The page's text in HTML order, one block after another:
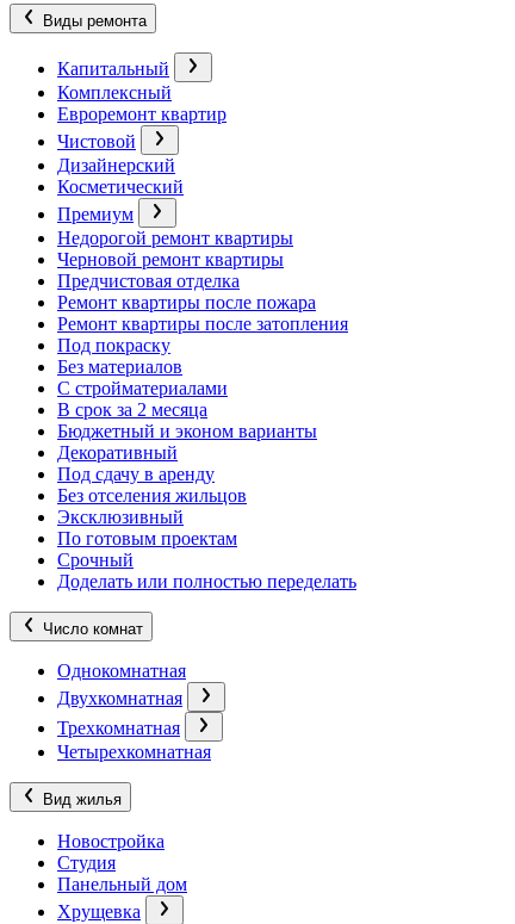
Виды ремонта
Капитальный
Комплексный
Евроремонт квартир
Чистовой
Дизайнерский
Косметический
Премиум
Недорогой ремонт квартиры
Черновой ремонт квартиры
Предчистовая отделка
Ремонт квартиры после пожара
Ремонт квартиры после затопления
Под покраску
Без материалов
С стройматериалами
В срок за 2 месяца
Бюджетный и эконом варианты
Декоративный
Под сдачу в аренду
Без отселения жильцов
Эксклюзивный
По готовым проектам
Срочный
Доделать или полностью переделать
Число комнат
Однокомнатная
Двухкомнатная
Трехкомнатная
Четырехкомнатная
Вид жилья
Новостройка
Студия
Панельный дом
Хрущевка